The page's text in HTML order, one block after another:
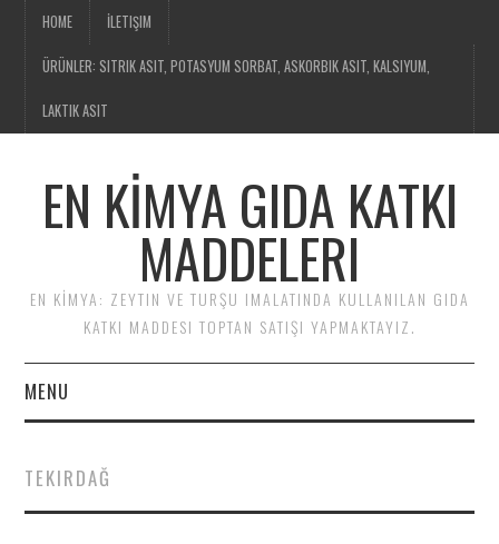
HOME İLETIŞIM
ÜRÜNLER: SITRIK ASIT, POTASYUM SORBAT, ASKORBIK ASIT, KALSIYUM,
LAKTIK ASIT
EN KİMYA GIDA KATKI
MADDELERI
EN KİMYA: ZEYTIN VE TURŞU IMALATINDA KULLANILAN GIDA
KATKI MADDESI TOPTAN SATIŞI YAPMAKTAYIZ.
MENU
İLETIŞIM
TEKIRDAĞ